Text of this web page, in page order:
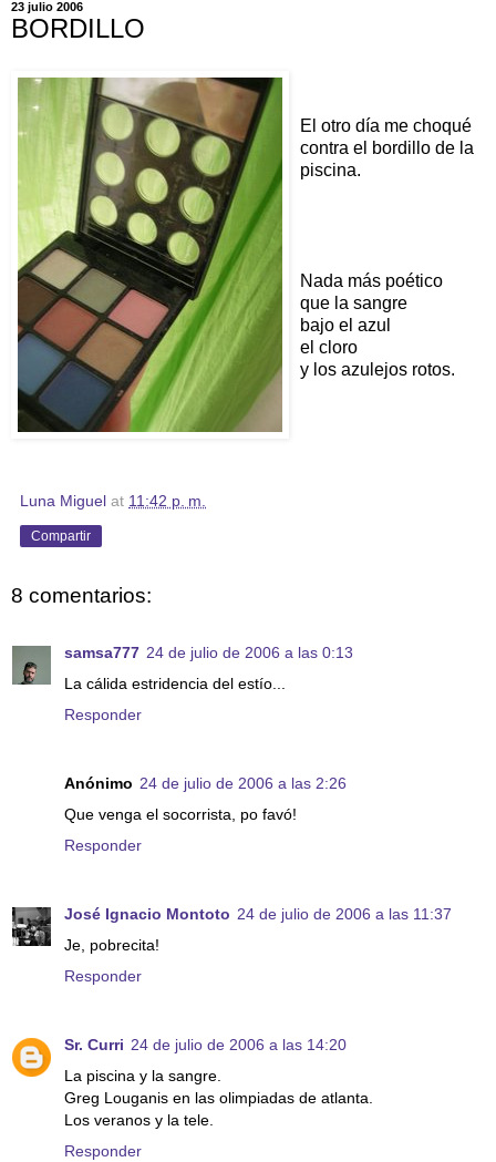
23 julio 2006
BORDILLO
El otro día me choqué
contra el bordillo de la
piscina.
Nada más poético
que la sangre
bajo el azul
el cloro
y los azulejos rotos.
Luna Miguel at 11:42 p. m.
Compartir
8 comentarios:
samsa777 24 de julio de 2006 a las 0:13
La cálida estridencia del estío...
Responder
Anónimo 24 de julio de 2006 a las 2:26
Que venga el socorrista, po favó!
Responder
José Ignacio Montoto 24 de julio de 2006 a las 11:37
Je, pobrecita!
Responder
Sr. Curri 24 de julio de 2006 a las 14:20
La piscina y la sangre.
Greg Louganis en las olimpiadas de atlanta.
Los veranos y la tele.
Responder